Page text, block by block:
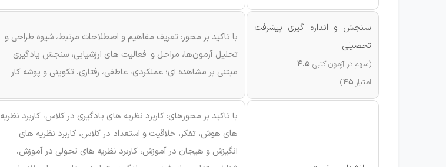
سنجش و اندازه گیری پیشرفت
تحصیلی
(سهم در آزمون کتبی 4.5
امتیاز
)
با تاکید بر محور: تعریف مفاهیم و اصطلاحات مرتبط، شیوه طراحی و
تحلیل آزمون‌ها، مراحل و فعالیت های ارزشیابی، سنجش یادگیری
مبتنی بر مشاهده ای؛ عملکردی، عاطفی، رفتاری، تکوینی و پوشه کار
با تاکید بر محورهای: کاربرد نظریه های یادگیری در کلاس، کاربرد نظریه
های هوش، تفکر، خلاقیت و استعداد در کلاس، کاربرد نظریه های
انگیزش و هیجان در آموزش، کاربرد نظریه های تحولی در آموزش،